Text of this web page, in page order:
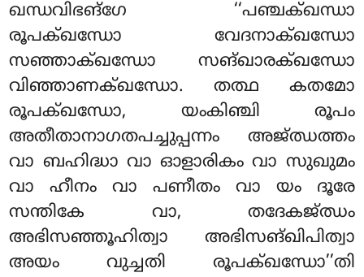
ഖന്ധവിഭങ്ഗേ ‘‘പഞ്ചക്ഖന്ധാ
രൂപക്ഖന്ധോ വേദനാക്ഖന്ധോ
സഞ്ഞാക്ഖന്ധോ സങ്ഖാരക്ഖന്ധോ
വിഞ്ഞാണക്ഖന്ധോ. തത്ഥ കതമോ
രൂപക്ഖന്ധോ, യംകിഞ്ചി രൂപം
അതീതാനാഗതപച്ചുപ്പന്നം അജ്ഝത്തം
വാ ബഹിദ്ധാ വാ ഓളാരികം വാ സുഖുമം
വാ ഹീനം വാ പണീതം വാ യം ദൂരേ
സന്തികേ വാ, തദേകജ്ഝം
അഭിസഞ്ഞൂഹിത്വാ അഭിസങ്ഖിപിത്വാ
അയം വുച്ചതി രൂപക്ഖന്ധോ’’തി